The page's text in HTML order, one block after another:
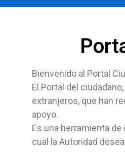
Bienvenido al Portal
El Portal del
extranjeros, que han
apoyo.
Es una herramienta
cual la Autoridad